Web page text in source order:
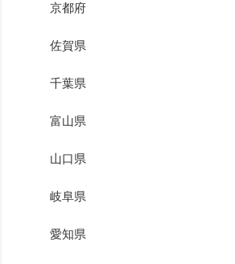
京都府
佐賀県
千葉県
富山県
山口県
岐阜県
愛知県